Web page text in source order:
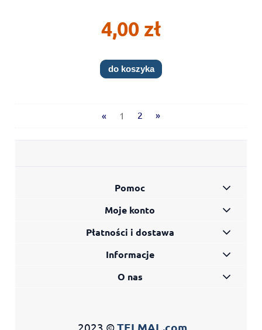
4,00 zł
do koszyka
« 1 2 »
Pomoc
Moje konto
Płatności i dostawa
Informacje
O nas